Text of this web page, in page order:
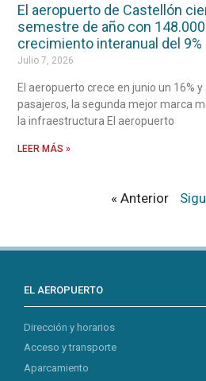
El aeropuerto de Castellón
semestre de año con
crecimiento interanual del 9%
Julio 7, 2026
El aeropuerto crece en junio un 16%
pasajeros, la segunda mejor marca
la infraestructura El aeropuerto
LEER MÁS »
« Anterior
EL AEROPUERTO
Dirección y horarios
Acceso y transporte
Aparcamiento